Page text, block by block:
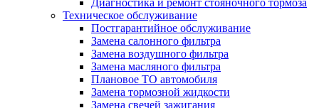
Диагностика и ремонт стояночного тормоза
Техническое обслуживание
Постгарантийное обслуживание
Замена салонного фильтра
Замена воздушного фильтра
Замена масляного фильтра
Плановое ТО автомобиля
Замена тормозной жидкости
Замена свечей зажигания